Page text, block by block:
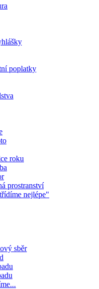
poplatky
roku
prostranství
nejlépe"
sběr